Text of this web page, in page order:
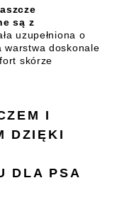
są z
uzupełniona o
warstwa doskonale
skórze
I
DZIĘKI
DLA PSA